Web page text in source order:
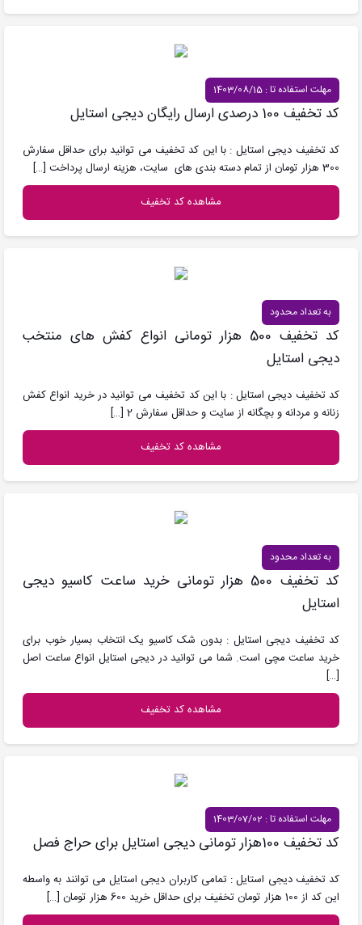
مهلت استفاده تا : 1403/08/15
کد تخفیف 100 درصدی ارسال رایگان دیجی استایل
کد تخفیف دیجی استایل : با این کد تخفیف می توانید برای حداقل سفارش
300 هزار تومان از تمام دسته بندی های سایت، هزینه ارسال پرداخت
[…]
مشاهده کد تخفیف
به تعداد محدود
کد تخفیف 500 هزار تومانی انواع کفش های منتخب
دیجی استایل
کد تخفیف دیجی استایل : با این کد تخفیف می توانید در خرید انواع کفش
زنانه و مردانه و بچگانه از سایت و حداقل سفارش 2
[…]
مشاهده کد تخفیف
به تعداد محدود
کد تخفیف 500 هزار تومانی خرید ساعت کاسیو دیجی
استایل
کد تخفیف دیجی استایل : بدون شک کاسیو یک انتخاب بسیار خوب برای
خرید ساعت مچی است. شما می توانید در دیجی استایل انواع ساعت اصل
[…]
مشاهده کد تخفیف
مهلت استفاده تا : 1403/07/02
کد تخفیف 100هزار تومانی دیجی استایل برای حراج فصل
کد تخفیف دیجی استایل : تمامی کاربران دیجی استایل می توانند به واسطه
این کد از 100 هزار تومان تخفیف برای حداقل خرید 600 هزار تومان
[…]